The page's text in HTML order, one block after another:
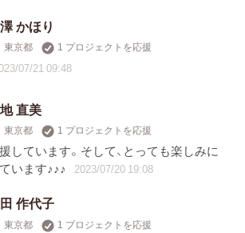
かほり
東京都 1 プロジェクトを応援
07/21 09:48
直美
東京都 1 プロジェクトを応援
しています。そして、とっても楽しみに
います♪♪♪
2023/07/20 19:08
作代子
東京都 1 プロジェクトを応援